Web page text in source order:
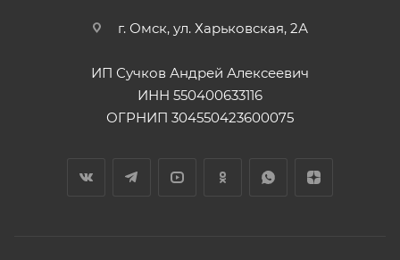
г. Омск, ул. Харьковская, 2А
ИП Сучков Андрей Алексеевич
ИНН 550400633116
ОГРНИП 304550423600075